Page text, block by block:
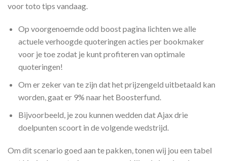
voor toto tips vandaag.
Op voorgenoemde odd boost pagina lichten we alle
actuele verhoogde quoteringen acties per bookmaker
voor je toe zodat je kunt profiteren van optimale
quoteringen!
Om er zeker van te zijn dat het prijzengeld uitbetaald kan
worden, gaat er 9% naar het Boosterfund.
Bijvoorbeeld, je zou kunnen wedden dat Ajax drie
doelpunten scoort in de volgende wedstrijd.
Om dit scenario goed aan te pakken, tonen wij jou een tabel